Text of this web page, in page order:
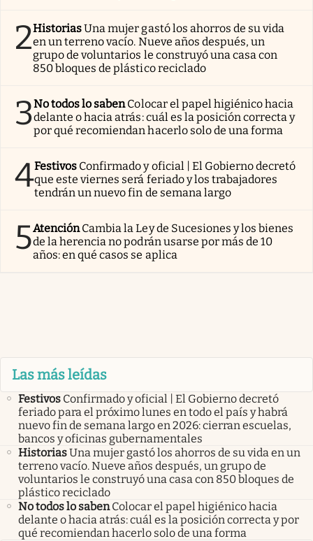
2HistoriasUna mujer gastó los ahorros de su vida
en un terreno vacío. Nueve años después, un
grupo de voluntarios le construyó una casa con
850 bloques de plástico reciclado
3No todos lo sabenColocar el papel higiénico hacia
delante o hacia atrás: cuál es la posición correcta y
por qué recomiendan hacerlo solo de una forma
4Festivos Confirmado y oficial | El Gobierno decretó
que este viernes será feriado y los trabajadores
tendrán un nuevo fin de semana largo
5AtenciónCambia la Ley de Sucesiones y los bienes
de la herencia no podrán usarse por más de 10
años: en qué casos se aplica
Las más leídas
Festivos Confirmado y oficial | El Gobierno decretó
feriado para el próximo lunes en todo el país y habrá
nuevo fin de semana largo en 2026: cierran escuelas,
bancos y oficinas gubernamentales
HistoriasUna mujer gastó los ahorros de su vida en un
terreno vacío. Nueve años después, un grupo de
voluntarios le construyó una casa con 850 bloques de
plástico reciclado
No todos lo saben Colocar el papel higiénico hacia
delante o hacia atrás: cuál es la posición correcta y por
qué recomiendan hacerlo solo de una forma